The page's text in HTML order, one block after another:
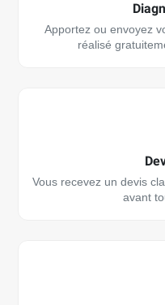
Apportez ou envoyez
réalisé
Vous recevez un devis
avant